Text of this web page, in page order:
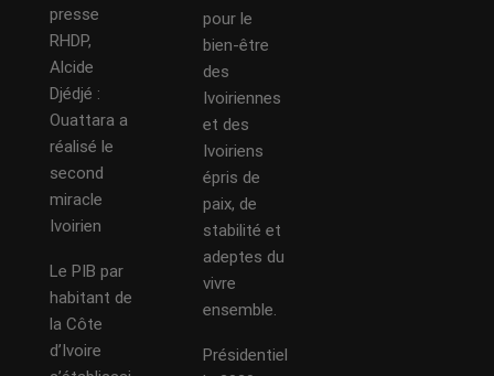
presse
RHDP,
Alcide
Djédjé :
Ouattara a
réalisé le
second
miracle
Ivoirien
Le PIB par
habitant de
la Côte
d’Ivoire
pour le
bien-être
des
Ivoiriennes
et des
Ivoiriens
épris de
paix, de
stabilité et
adeptes du
vivre
ensemble.
Présidentiel